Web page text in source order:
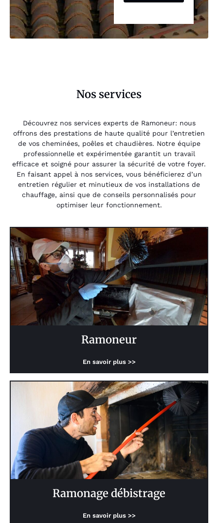
Nos services
Découvrez nos services experts de Ramoneur: nous
offrons des prestations de haute qualité pour l’entretien
de vos cheminées, poêles et chaudières. Notre équipe
professionnelle et expérimentée garantit un travail
efficace et soigné pour assurer la sécurité de votre foyer.
En faisant appel à nos services, vous bénéficierez d’un
entretien régulier et minutieux de vos installations de
chauffage, ainsi que de conseils personnalisés pour
optimiser leur fonctionnement.
Ramoneur
En savoir plus >>
Ramonage débistrage
En savoir plus >>